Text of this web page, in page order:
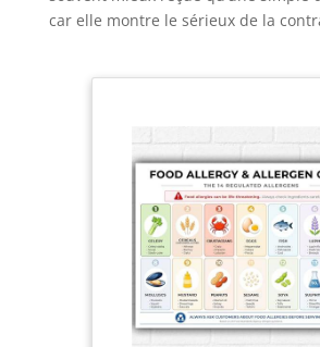
car elle montre le sérieux de la